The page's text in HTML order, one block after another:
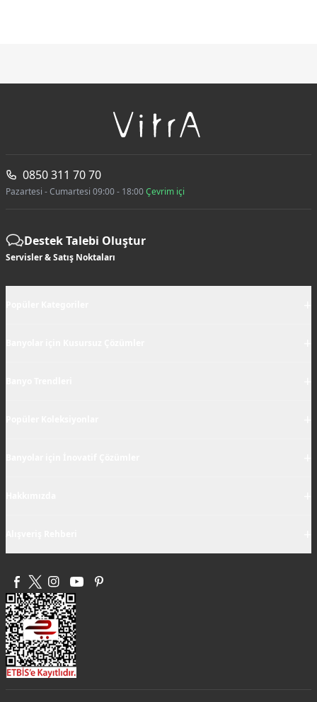
0850 311 70 70
Pazartesi - Cumartesi 09:00 - 18:00Çevrim içi
Destek Talebi Oluştur
Servisler & Satış Noktaları